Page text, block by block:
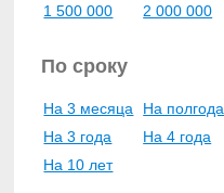
1 500 000
2 000 000
По сроку
На 3 месяца На полгода
На 3 года
На 4 года
На 10 лет